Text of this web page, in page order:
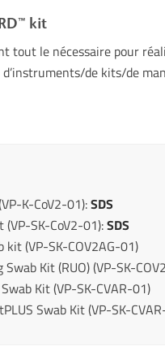
kit
tout le nécessaire pour
de kits/de
K-CoV2-01):SDS
SK-CoV2-01):SDS
kit (VP-SK-COV2AG-01)
Kit (RUO) (VP-SK-
Kit (VP-SK-CVAR-01)
Swab Kit (VP-SK-